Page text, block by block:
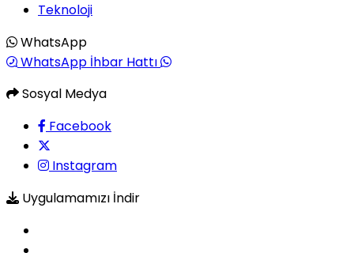
Teknoloji
WhatsApp
WhatsApp İhbar Hattı
Sosyal Medya
Facebook
Instagram
Uygulamamızı İndir